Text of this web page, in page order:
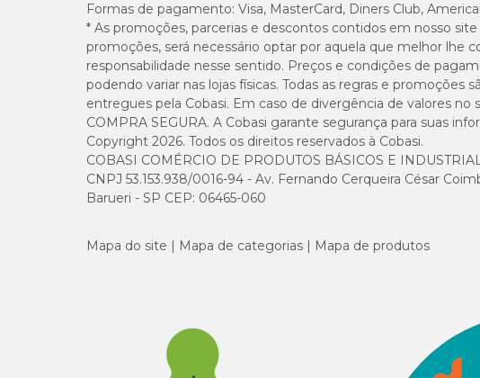
Formas de pagamento: Visa, MasterCard, Diners Club,
* As promoções, parcerias e descontos contidos em nosso
promoções, será necessário optar por aquela que melhor lhe
responsabilidade nesse sentido. Preços e condições de
podendo variar nas lojas físicas. Todas as regras e promoções
entregues pela Cobasi. Em caso de divergência de valores no
COMPRA SEGURA. A Cobasi garante segurança para suas
Copyright 2026. Todos os direitos reservados à Cobasi.
COBASI COMÉRCIO DE PRODUTOS BÁSICOS E
CNPJ 53.153.938/0016-94 - Av. Fernando Cerqueira César
Barueri - SP CEP: 06465-060
Mapa do site Mapa de categorias Mapa de produtos